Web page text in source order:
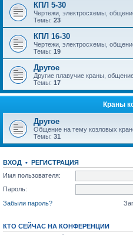
КПЛ 5-30
Чертежи, электросхемы,
Темы: 23
КПЛ 16-30
Чертежи, электросхемы,
Темы: 19
Другое
Другие плавучие краны,
Темы: 17
Краны
Другое
Общение на тему козловых
Темы: 31
ВХОД • РЕГИСТРАЦИЯ
Имя пользователя:
Пароль:
Забыли пароль?
КТО СЕЙЧАС НА КОНФЕРЕНЦИИ